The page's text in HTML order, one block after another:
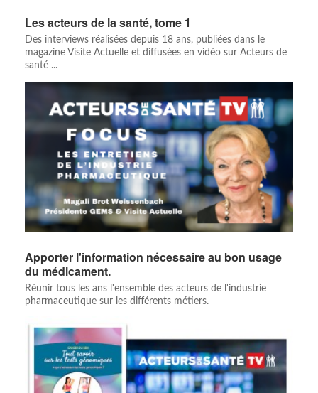
Les acteurs de la santé, tome 1
Des interviews réalisées depuis 18 ans, publiées dans le
magazine Visite Actuelle et diffusées en vidéo sur Acteurs de
santé ...
Apporter l'information nécessaire au bon usage
du médicament.
Réunir tous les ans l'ensemble des acteurs de l'industrie
pharmaceutique sur les différents métiers.